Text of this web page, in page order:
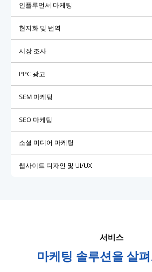
인플루언서 마케팅
현지화 및 번역
시장 조사
PPC 광고
SEM 마케팅
SEO 마케팅
소셜 미디어 마케팅
웹사이트 디자인 및 UI/UX
서비스
마케팅 솔루션을 살